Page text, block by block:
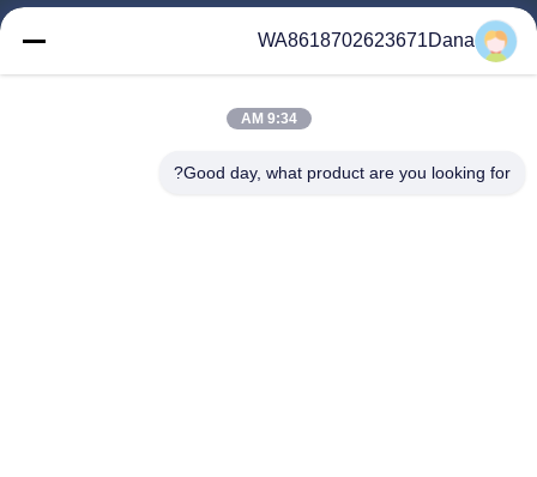
خونه
محصولات
تور کارخانه
WA8618702623671Dana
9:34 AM
Good day, what product are you looking for?